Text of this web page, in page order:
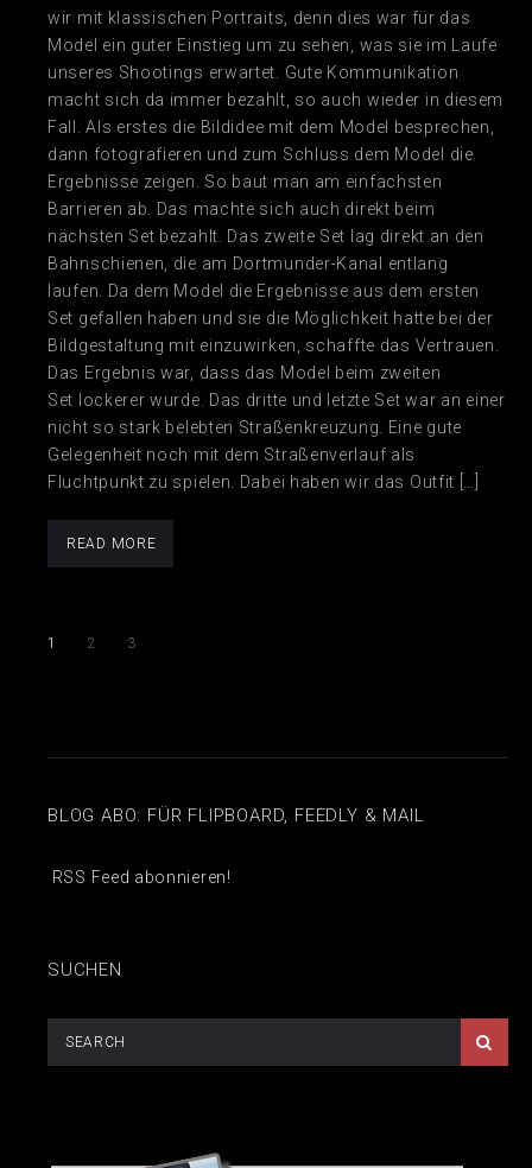
wir mit klassischen Portraits, denn dies war für das
Model ein guter Einstieg um zu sehen, was sie im Laufe
unseres Shootings erwartet. Gute Kommunikation
macht sich da immer bezahlt, so auch wieder in diesem
Fall. Als erstes die Bildidee mit dem Model besprechen,
dann fotografieren und zum Schluss dem Model die
Ergebnisse zeigen. So baut man am einfachsten
Barrieren ab. Das machte sich auch direkt beim
nächsten Set bezahlt. Das zweite Set lag direkt an den
Bahnschienen, die am Dortmunder-Kanal entlang
laufen. Da dem Model die Ergebnisse aus dem ersten
Set gefallen haben und sie die Möglichkeit hatte bei der
Bildgestaltung mit einzuwirken, schaffte das Vertrauen.
Das Ergebnis war, dass das Model beim zweiten
Set lockerer wurde. Das dritte und letzte Set war an einer
nicht so stark belebten Straßenkreuzung. Eine gute
Gelegenheit noch mit dem Straßenverlauf als
Fluchtpunkt zu spielen. Dabei haben wir das Outfit […]
READ MORE
1 2 3
BLOG ABO: FÜR FLIPBOARD, FEEDLY & MAIL
RSS Feed abonnieren!
SUCHEN